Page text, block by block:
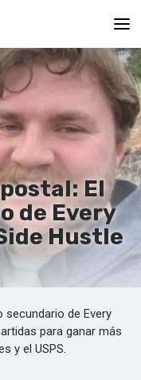
El
de Every
Hustle
de Every
para ganar más
y el USPS.